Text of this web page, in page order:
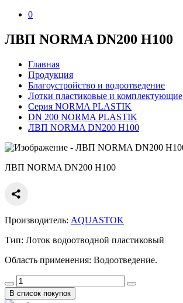
0
ЛВП NORMA DN200 H100
Главная
Продукция
Благоустройство и водоотведение
Лотки пластиковые и комплектующие
Серия NORMA PLASTIK
DN 200 NORMA PLASTIK
ЛВП NORMA DN200 H100
ЛВП NORMA DN200 H100
Производитель: AQUASTOK
Тип: Лоток водоотводной пластиковый
Область применения: Водоотведение.
В список покупок